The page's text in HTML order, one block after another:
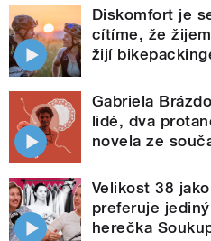
Diskomfort je
cítíme, že
žijí
Gabriela
lidé, dva
novela ze
Velikost 38
preferuje
herečka